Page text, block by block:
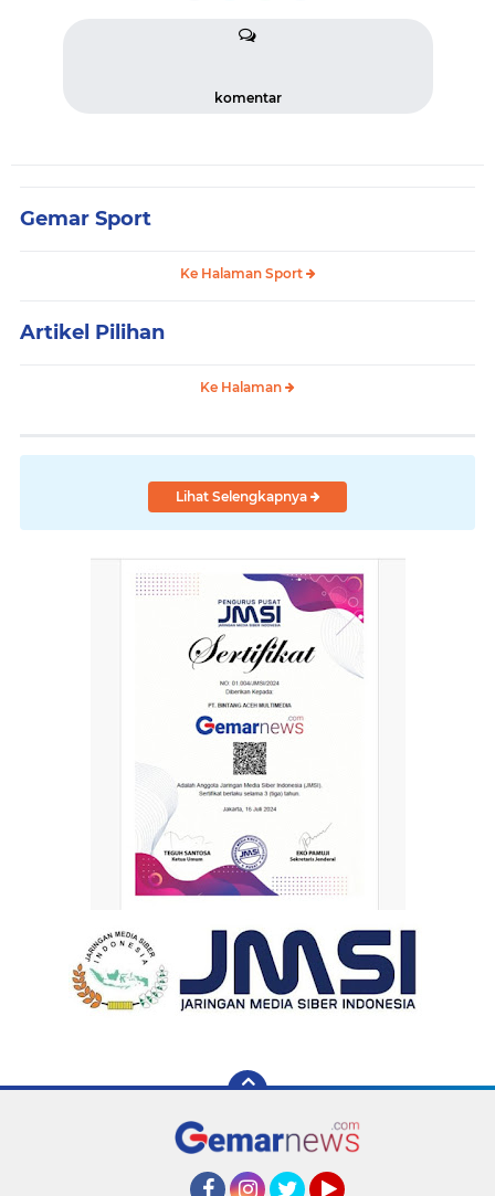
komentar
Gemar Sport
Ke Halaman Sport
Artikel Pilihan
Ke Halaman
Lihat Selengkapnya